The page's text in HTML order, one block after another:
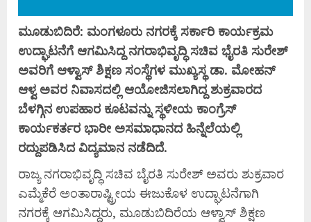
ಮೂಡುಬಿದಿರೆ: ಮಂಗಳೂರು ನಗರಕ್ಕೆ ಸರ್ಕಾರಿ ಕಾರ್ಯಕ್ರಮ
ಉದ್ಘಾಟನೆಗೆ ಆಗಮಿಸಿದ್ದ ನಗರಾಭಿವೃದ್ಧಿ ಸಚಿವ ಭೈರತಿ ಸುರೇಶ್
ಅವರಿಗೆ ಆಳ್ವಾಸ್ ಶಿಕ್ಷಣ ಸಂಸ್ಥೆಗಳ ಮುಖ್ಯಸ್ಥ ಡಾ. ಮೋಹನ್‌
ಆಳ್ವ ಅವರ ನಿವಾಸದಲ್ಲಿ ಆಯೋಜಿಸಲಾಗಿದ್ದ ಶುಕ್ರವಾರದ
ಬೆಳಗ್ಗಿನ ಉಪಹಾರ ಕೂಟವನ್ನು ಸ್ಥಳೀಯ ಕಾಂಗ್ರೆಸ್
ಕಾರ್ಯಕರ್ತರ ಭಾರೀ ಅಸಮಾಧಾನದ ಹಿನ್ನೆಲೆಯಲ್ಲಿ
ರದ್ದುಪಡಿಸಿದ ವಿದ್ಯಮಾನ ನಡೆದಿದೆ.
ರಾಜ್ಯ ನಗರಾಭಿವೃದ್ಧಿ ಸಚಿವ ಬೈರತಿ ಸುರೇಶ್ ಅವರು ಶುಕ್ರವಾರ
ಎಮ್ಮೆಕೆರೆ ಅಂತಾರಾಷ್ಟ್ರೀಯ ಈಜು‌ಕೊಳ ಉದ್ಘಾಟನೆಗಾಗಿ
ನಗರಕ್ಕೆ ಆಗಮಿಸಿದ್ದರು, ಮೂಡುಬಿದಿರೆಯ ಆಳ್ವಾಸ್ ಶಿಕ್ಷಣ